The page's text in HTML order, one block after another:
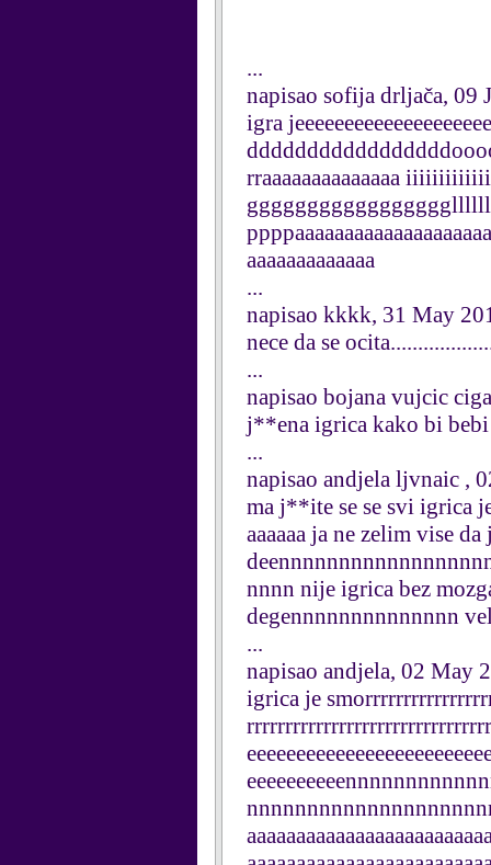
...
napisao sofija drljača, 09
igra
rraaaaaaaaaaaaaa
aaaaaaaaaaaaa
...
napisao kkkk, 31 May
nece da se
...
napisao bojana vujcic
j**ena igrica kako bi
...
napisao andjela ljvnaic ,
ma j**ite se se svi igrica je
aaaaaa ja ne zelim vise
nnnn nije igrica bez
degennnnnnnnnnnnnn
...
napisao andjela, 02 May
igrica je